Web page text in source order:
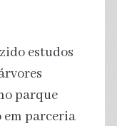
estudos
parque
parceria